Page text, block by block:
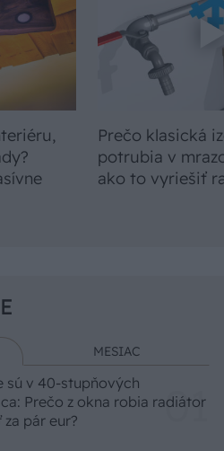
Prečo klasická
potrubia v
ako to vyriešiť
MESIAC
sú v 40-stupňových
Prečo z okna robia radiátor
pár eur?